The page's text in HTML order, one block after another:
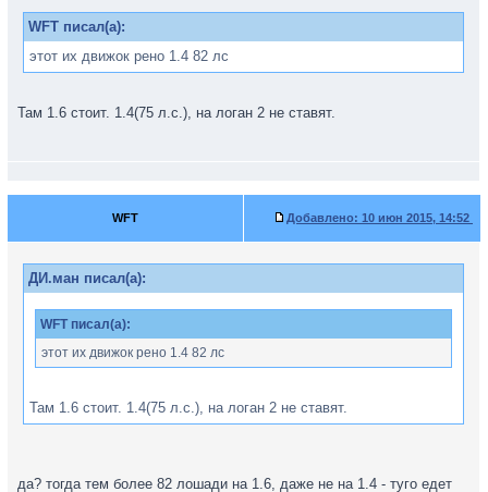
WFT писал(а):
этот их движок рено 1.4 82 лс
Там 1.6 стоит. 1.4(75 л.с.), на логан 2 не ставят.
WFT Добавлено: 10 июн 2015, 14:52
ДИ.ман писал(а):
WFT писал(а):
этот их движок рено 1.4 82 лс
Там 1.6 стоит. 1.4(75 л.с.), на логан 2 не ставят.
да? тогда тем более 82 лошади на 1.6, даже не на 1.4 - туго едет